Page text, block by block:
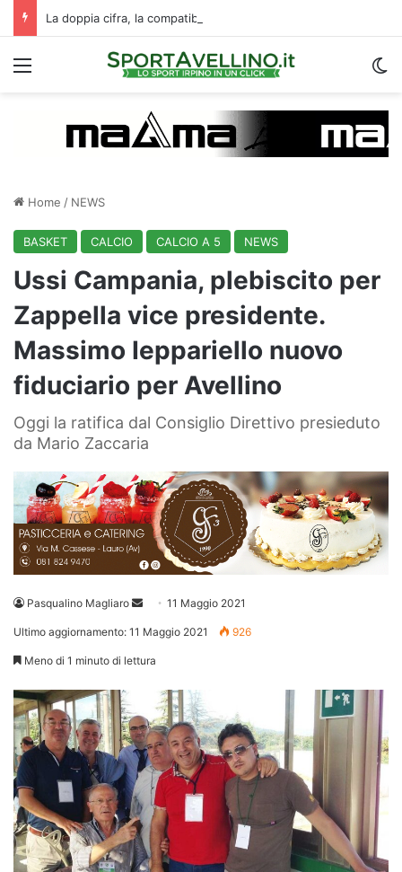
Menu
Home / NEWS
BASKET CALCIO CALCIO A 5 NEWS
Ussi Campania, plebiscito per
Zappella vice presidente.
Massimo Ieppariello nuovo
fiduciario per Avellino
Oggi la ratifica dal Consiglio Direttivo presieduto
da Mario Zaccaria
Pasqualino Magliaro
Invia 11 Maggio 2021
Ultimo aggiornamento: 11 Maggio 2021 926
Meno di 1 minuto di lettura